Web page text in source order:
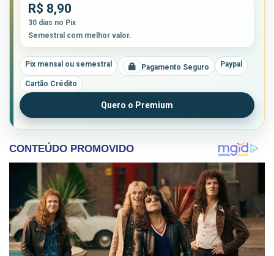
R$ 8,90
30 dias no Pix
Semestral com melhor valor.
Pix mensal ou semestral Pagamento Seguro Paypal
Cartão Crédito
Quero o Premium